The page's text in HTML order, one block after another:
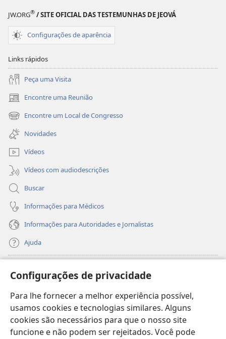
Configurações de privacidade
Para lhe fornecer a melhor experiência possível,
usamos cookies e tecnologias similares. Alguns
cookies são necessários para que o nosso site
funcione e não podem ser rejeitados. Você pode
JW.ORG® / SITE OFICIAL DAS TESTEMUNHAS DE JEOVÁ
Configurações de aparência
Links rápidos
Peça uma Visita
Encontre uma Reunião
(abre
nova
janela)
Encontre um Local de Congresso
(abre
nova
janela)
Novidades
Vídeos
Vídeos com audiodescrições
Buscar
Informações para Médicos
Informações para Autoridades e Jornalistas
Ajuda
(abre
nova
janela)
Biblioteca On-line da Torre de Vigia™
(abre
nova
janela)JW Hub
(abre
nova